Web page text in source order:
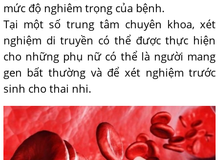
mức độ nghiêm trọng của bệnh.
Tại một số trung tâm chuyên khoa, xét
nghiệm di truyền có thể được thực hiện
cho những phụ nữ có thể là người mang
gen bất thường và để xét nghiệm trước
sinh cho thai nhi.